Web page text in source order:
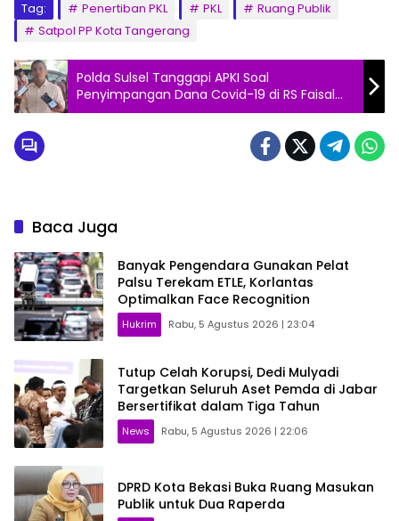
Tag: Penertiban PKL PKL
Ruang Publik
Satpol PP Kota Tangerang
Polda Sulsel Tanggapi APKI Soal
Penyimpangan Dana Covid-19 di RS Faisal
Makassar
Baca Juga
Banyak Pengendara Gunakan Pelat
Palsu Terekam ETLE, Korlantas
Optimalkan Face Recognition
Hukrim Rabu, 5 Agustus 2026 | 23:04
Tutup Celah Korupsi, Dedi Mulyadi
Targetkan Seluruh Aset Pemda di Jabar
Bersertifikat dalam Tiga Tahun
News Rabu, 5 Agustus 2026 | 22:06
DPRD Kota Bekasi Buka Ruang Masukan
Publik untuk Dua Raperda